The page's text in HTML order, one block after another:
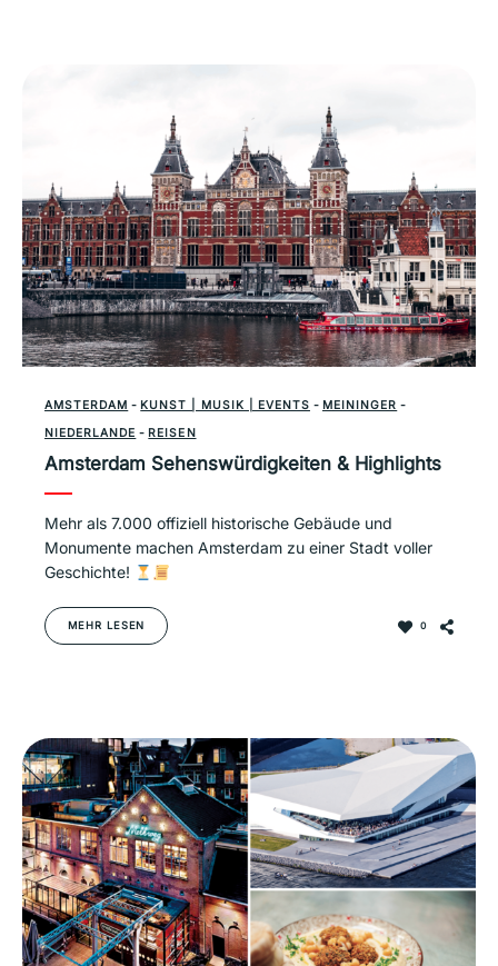
AMSTERDAM - KUNST | MUSIK | EVENTS - MEININGER -
NIEDERLANDE - REISEN
Amsterdam Sehenswürdigkeiten & Highlights
Mehr als 7.000 offiziell historische Gebäude und
Monumente machen Amsterdam zu einer Stadt voller
Geschichte!
MEHR LESEN 0